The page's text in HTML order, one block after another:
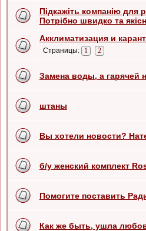
Підкажіть компанію для
Потрібно швидко та
Акклиматизация и
Страницы: 1 2
Замена воды, а гарячей
штаны
Вы хотели новости?
б/у женский комплект
Помогите поставить
Как же быть, ушла